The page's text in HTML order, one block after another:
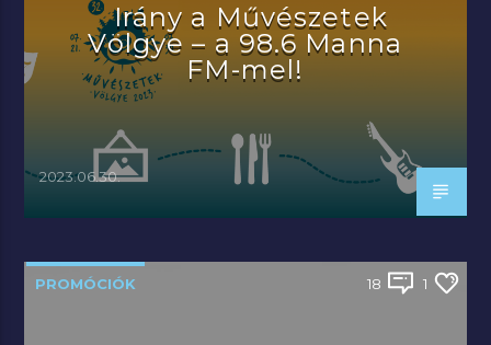
Irány a Művészetek
Völgye – a 98.6 Manna
FM-mel!
2023.06.30.
PROMÓCIÓK 18 1